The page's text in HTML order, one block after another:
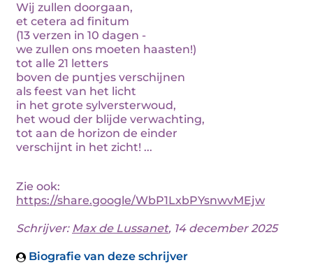
Wij zullen doorgaan,
et cetera ad finitum
(13 verzen in 10 dagen -
we zullen ons moeten haasten!)
tot alle 21 letters
boven de puntjes verschijnen
als feest van het licht
in het grote sylversterwoud,
het woud der blijde verwachting,
tot aan de horizon de einder
verschijnt in het zicht! ...
Zie ook:
https://share.google/WbP1LxbPYsnwvMEjw
Schrijver: Max de Lussanet, 14 december 2025
Biografie van deze schrijver